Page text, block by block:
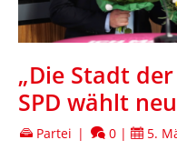
„Die Stadt
SPD wählt
Partei | 0 |
5.